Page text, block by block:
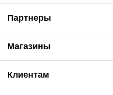
Магазины
ул. Рабочая, 2-а
Клиентам
Партнеры
Сервис колористам